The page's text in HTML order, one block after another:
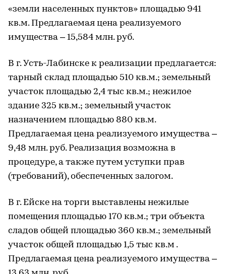
«земли населенных пунктов» площадью 941
кв.м. Предлагаемая цена реализуемого
имущества – 15,584 млн. руб.
В г. Усть-Лабинске к реализации предлагается:
тарный склад площадью 510 кв.м.; земельный
участок площадью 2,4 тыс кв.м.; нежилое
здание 325 кв.м.; земельный участок
назначением площадью 880 кв.м.
Предлагаемая цена реализуемого имущества –
9,48 млн. руб. Реализация возможна в
процедуре, а также путем уступки прав
(требований), обеспеченных залогом.
В г. Ейске на торги выставлены нежилые
помещения площадью 170 кв.м.; три объекта
сладов общей площадью 360 кв.м.; земельный
участок общей площадью 1,5 тыс кв.м .
Предлагаемая цена реализуемого имущества –